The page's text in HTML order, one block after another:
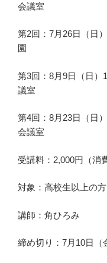
会議室
第2回：7月26日（日
園
第3回：8月9日（日
議室
第4回：8月23日（日
会議室
受講料：2,000円（消
対象：高校生以上の方
講師：角ひろみ
締め切り：7月10日（